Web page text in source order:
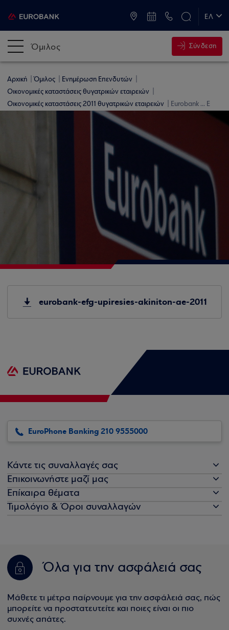
ΕΛ
Όμιλος Σύνδεση
Αρχική Όμιλος
Ενημέρωση Επενδυτών
Οικονομικές καταστάσεις θυγατρικών εταιρειών
Οικονομικές καταστάσεις 2011 θυγατρικών εταιρειών
Eurobank ... Ε
eurobank-efg-upiresies-akiniton-ae-2011
EuroPhone Banking 210 9555000
Κάντε τις συναλλαγές σας
Επικοινωνήστε μαζί μας
Επίκαιρα θέματα
Τιμολόγιο & Όροι συναλλαγών
Όλα για την ασφάλειά σας
Μάθετε τι μέτρα παίρνουμε για την ασφάλειά σας, πώς
μπορείτε να προστατευτείτε και ποιες είναι οι πιο
συχνές απάτες.